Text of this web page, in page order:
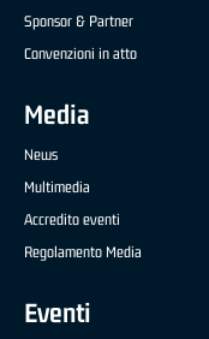
Sponsor & Partner
Convenzioni in atto
Media
News
Multimedia
Accredito eventi
Regolamento Media
Eventi